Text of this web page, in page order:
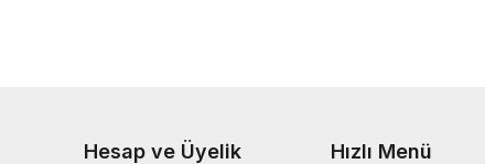
Hesap ve Üyelik Hızlı Menü